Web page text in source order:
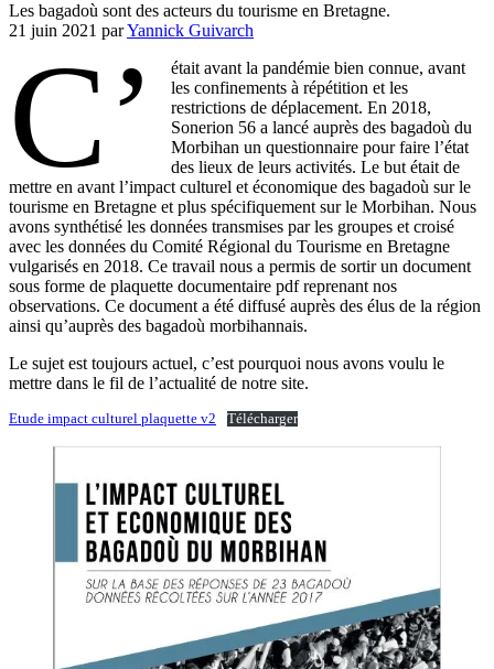
Les bagadoù sont des acteurs du tourisme en Bretagne.
21 juin 2021 parYannick Guivarch
C’
était avant la pandémie bien connue, avant
les confinements à répétition et les
restrictions de déplacement. En 2018,
Sonerion 56 a lancé auprès des bagadoù du
Morbihan un questionnaire pour faire l’état
des lieux de leurs activités. Le but était de
mettre en avant l’impact culturel et économique des bagadoù sur le
tourisme en Bretagne et plus spécifiquement sur le Morbihan. Nous
avons synthétisé les données transmises par les groupes et croisé
avec les données du Comité Régional du Tourisme en Bretagne
vulgarisés en 2018. Ce travail nous a permis de sortir un document
sous forme de plaquette documentaire pdf reprenant nos
observations. Ce document a été diffusé auprès des élus de la région
ainsi qu’auprès des bagadoù morbihannais.
Le sujet est toujours actuel, c’est pourquoi nous avons voulu le
mettre dans le fil de l’actualité de notre site.
Etude impact culturel plaquette v2 Télécharger